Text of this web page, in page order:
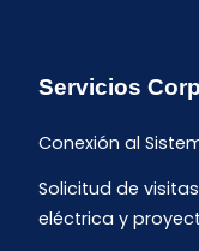
Servicios
Conexión al
Solicitud de
eléctrica y